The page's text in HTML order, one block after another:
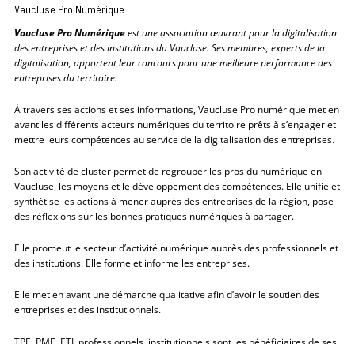
Vaucluse Pro Numérique
Vaucluse Pro Numériqueest une association œuvrant pour la digitalisation
des entreprises et des institutions du Vaucluse. Ses membres, experts de la
digitalisation, apportent leur concours pour une meilleure performance des
entreprises du territoire.
À travers ses actions et ses informations, Vaucluse Pro numérique met en
avant les différents acteurs numériques du territoire prêts à s’engager et
mettre leurs compétences au service de la digitalisation des entreprises.
Son activité de cluster permet de regrouper les pros du numérique en
Vaucluse, les moyens et le développement des compétences. Elle unifie et
synthétise les actions à mener auprès des entreprises de la région, pose
des réflexions sur les bonnes pratiques numériques à partager.
Elle promeut le secteur d’activité numérique auprès des professionnels et
des institutions. Elle forme et informe les entreprises.
Elle met en avant une démarche qualitative afin d’avoir le soutien des
entreprises et des institutionnels.
TPE, PME, ETI, professionnels, institutionnels sont les bénéficiaires de ses